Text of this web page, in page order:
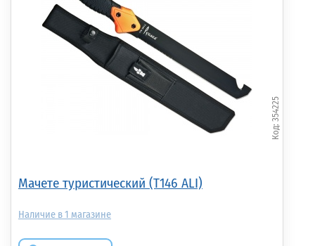
Мачете туристический (T146 ALI)
354225
1